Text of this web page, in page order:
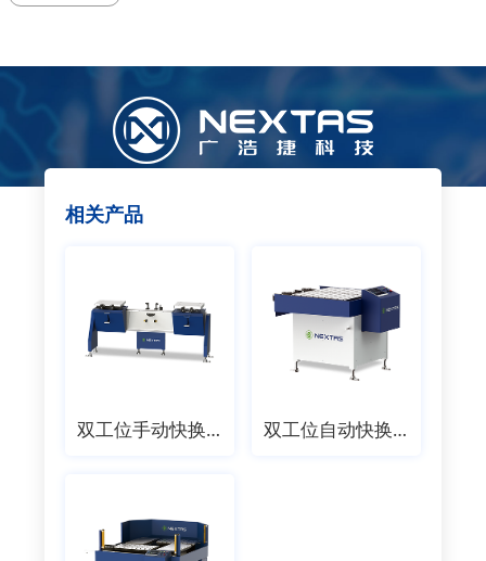
相关产品
双工位手动快换工作台 双工位自动快换工作台